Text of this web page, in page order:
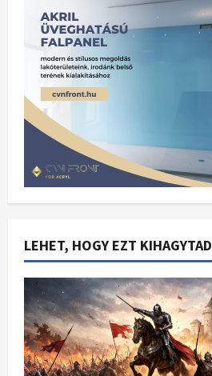
LEHET, HOGY EZT KIHAGYTAD